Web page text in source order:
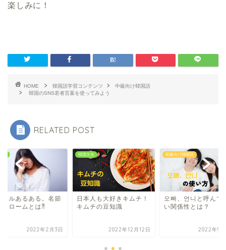
楽しみに！
HOME 韓国語学習コンテンツ
中級向け韓国語
韓国のSNS若者言葉を使ってみよう
RELATED POST
人も大好きキムチ！
チの豆知識
2022年12月12日
初級向け韓国語
오빠、언니と呼んでも良
い関係性とは？
2022年9月26日
韓国文化
ソルラルあるある。
シンドロームとは⁈
2022年2